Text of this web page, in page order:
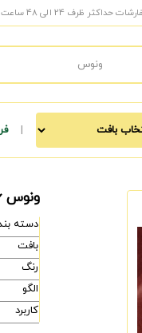
کاری به دست شما میرسد.
|
ونوس 16
دسته
بافت
رنگ
الگو
کاربرد